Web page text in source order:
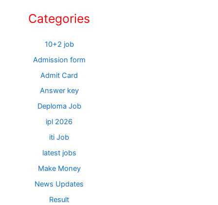
Categories
10+2 job
Admission form
Admit Card
Answer key
Deploma Job
ipl 2026
iti Job
latest jobs
Make Money
News Updates
Result